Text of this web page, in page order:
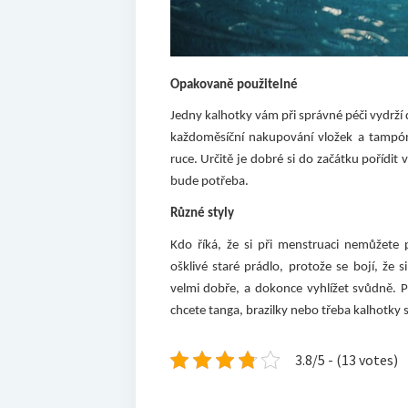
Opakovaně použitelné
Jedny kalhotky vám při správné péči
každoměsíční nakupování vložek a
ruce. Určitě je dobré si do začátku pořídit
bude potřeba.
Různé styly
Kdo říká, že si při menstruaci
ošklivé staré prádlo, protože se bojí, že
velmi dobře, a dokonce vyhlížet svůdně.
chcete tanga, brazilky nebo třeba kalhotky
3.8/5 - (13 votes)